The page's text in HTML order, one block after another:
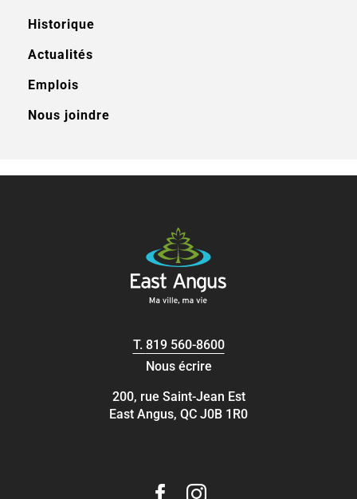
Historique
Actualités
Emplois
Nous joindre
T. 819 560-8600
Nous écrire
200, rue Saint-Jean Est
East Angus, QC J0B 1R0